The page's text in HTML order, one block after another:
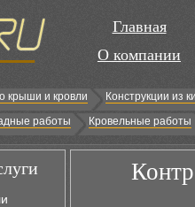
Главная
О компании
крыши и кровли
Конструкции из
работы Кровельные работы